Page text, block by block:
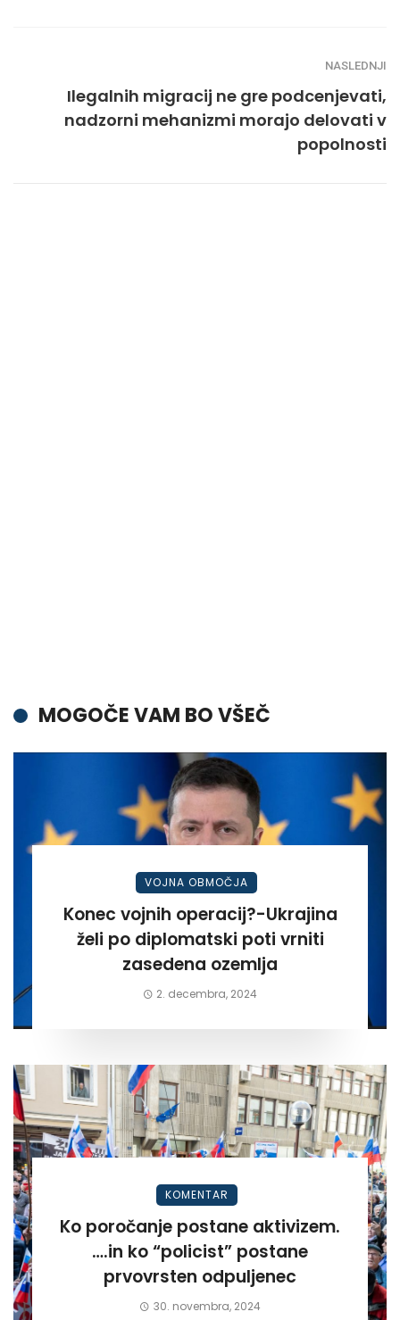
NASLEDNJI
Ilegalnih migracij ne gre podcenjevati,
nadzorni mehanizmi morajo delovati v
popolnosti
MOGOČE VAM BO VŠEČ
VOJNA OBMOČJA
Konec vojnih operacij?-Ukrajina
želi po diplomatski poti vrniti
zasedena ozemlja
2. decembra, 2024
KOMENTAR
Ko poročanje postane aktivizem.
….in ko “policist” postane
prvovrsten odpuljenec
30. novembra, 2024